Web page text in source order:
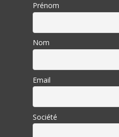
Prénom
Nom
Email
Société